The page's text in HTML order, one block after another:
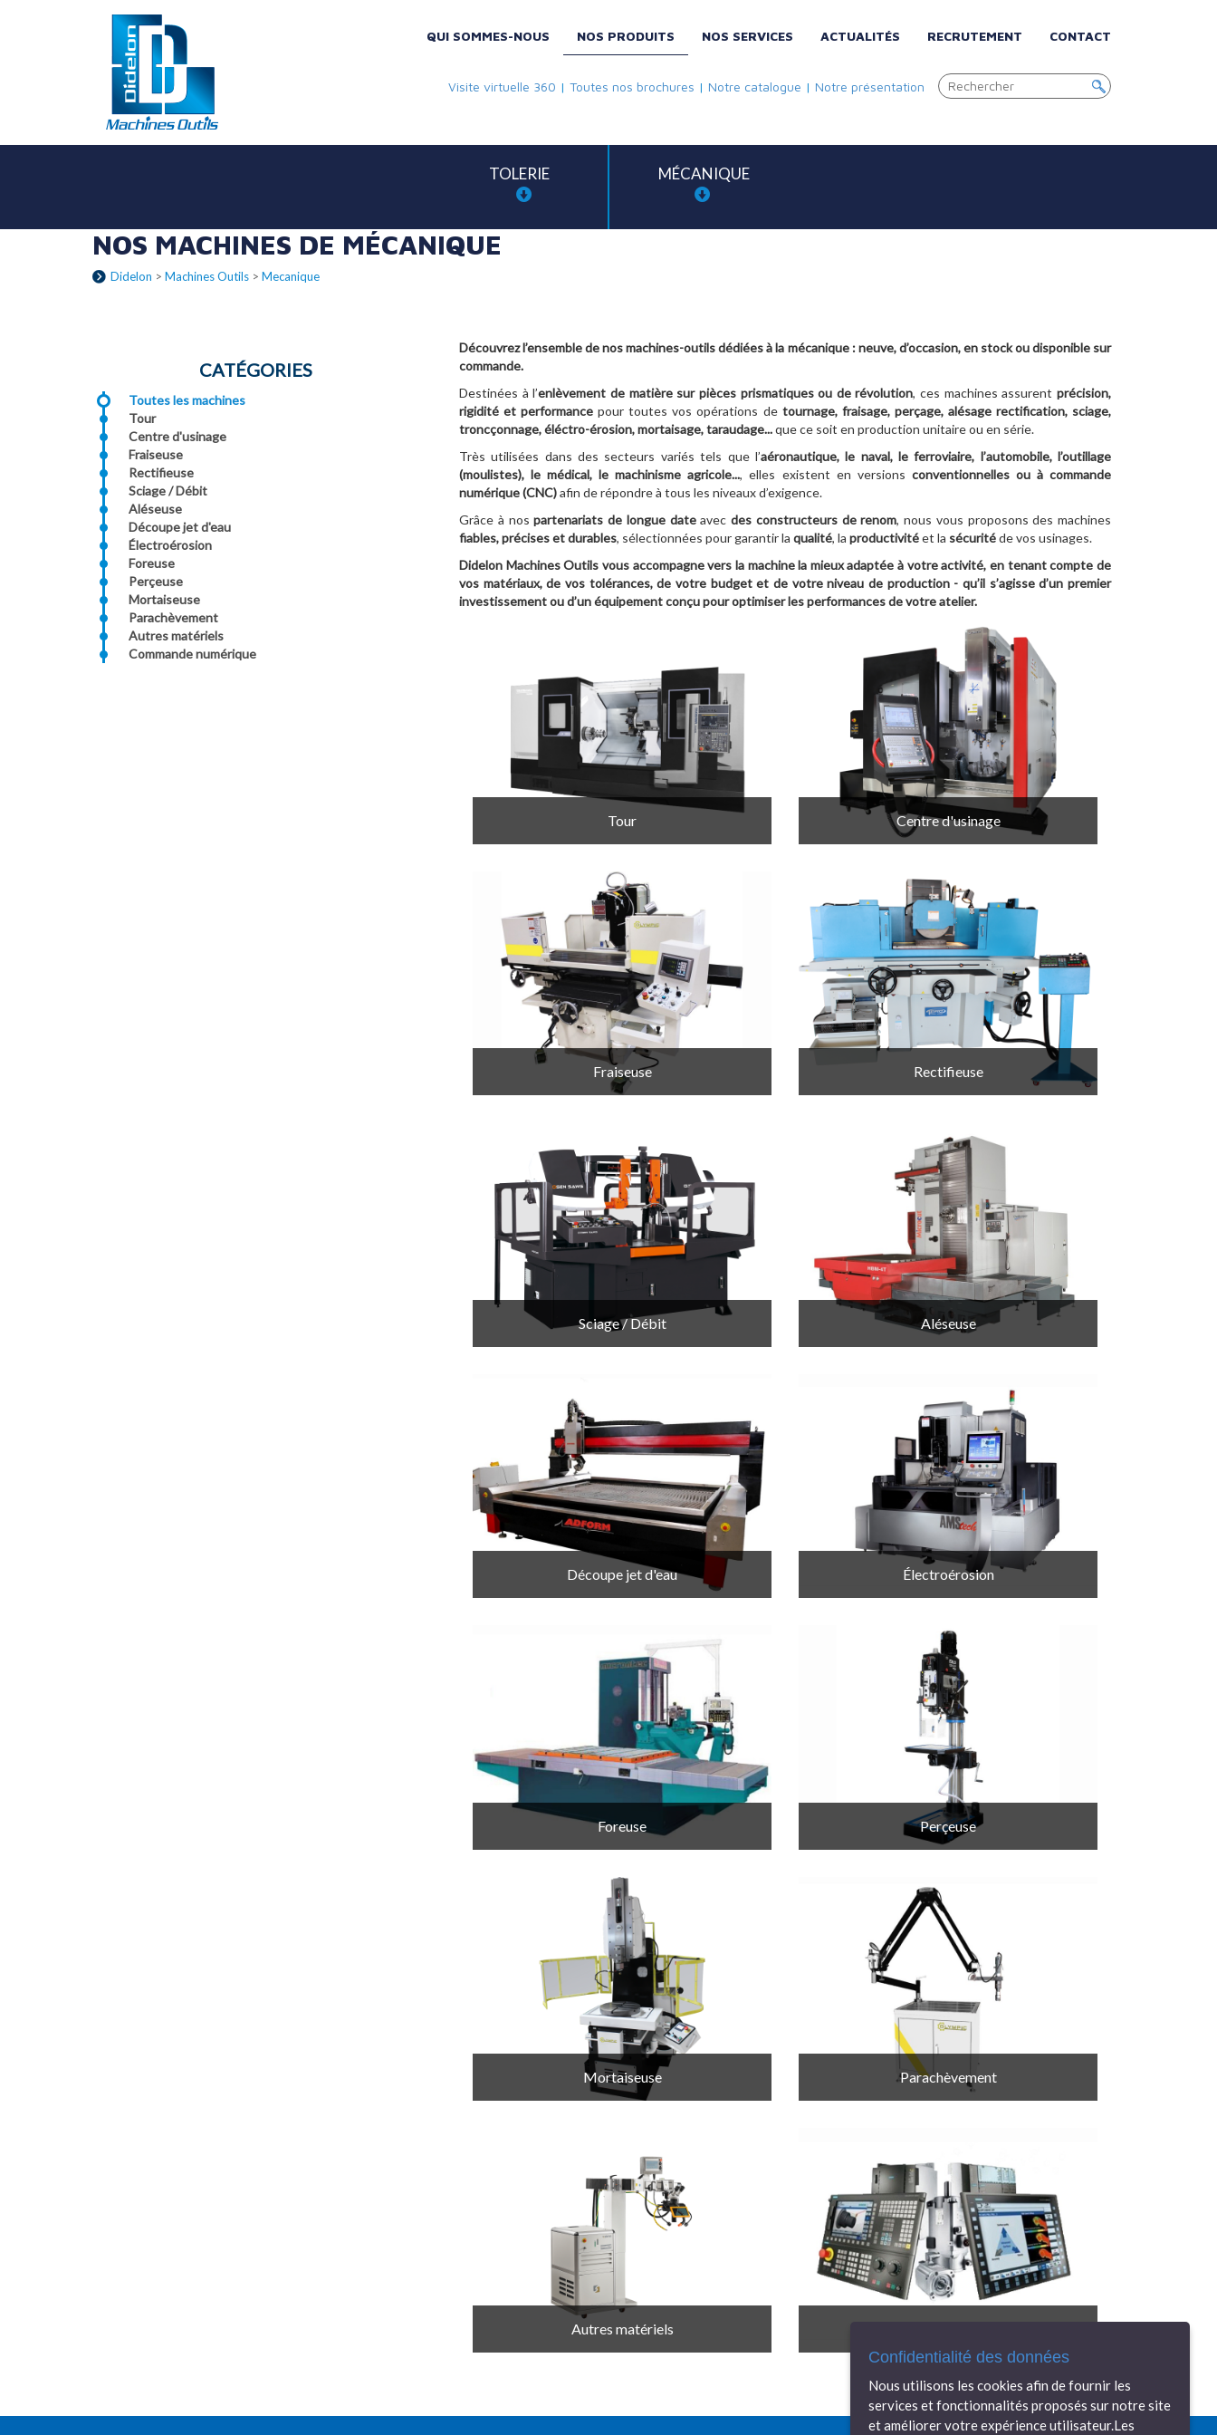
QUI SOMMES-NOUS NOS PRODUITS NOS SERVICES ACTUALITÉS RECRUTEMENT CONTACT
Visite virtuelle 360 | Toutes nos brochures | Notre catalogue | Notre présentation
TOLERIE MÉCANIQUE
NOS MACHINES DE MÉCANIQUE
Didelon > Machines Outils > Mecanique
CATÉGORIES
Toutes les machines
Tour
Centre d'usinage
Fraiseuse
Rectifieuse
Sciage / Débit
Aléseuse
Découpe jet d'eau
Électroérosion
Foreuse
Perçeuse
Mortaiseuse
Parachèvement
Autres matériels
Commande numérique
Découvrez l’ensemble de nos machines-outils dédiées à la mécanique : neuve, d’occasion, en stock ou disponible sur
commande.
Destinées à l’enlèvement de matière sur pièces prismatiques ou de révolution, ces machines assurentprécision,
rigidité et performance pour toutes vos opérations de tournage, fraisage, perçage, alésage rectification, sciage,
troncçonnage, éléctro-érosion, mortaisage, taraudage...que ce soit en production unitaire ou en série.
Très utilisées dans des secteurs variés tels que l’aéronautique, le naval, le ferroviaire, l’automobile, l’outillage
(moulistes), le médical, le machinisme agricole..., elles existent en versions conventionnelles ou à commande
numérique (CNC)afin de répondre à tous les niveaux d’exigence.
Grâce à nospartenariats de longue dateavec des constructeurs de renom, nous vous proposons des machines
fiables, précises et durables, sélectionnées pour garantir la qualité, la productivitéet la sécuritéde vos usinages.
Didelon Machines Outils vous accompagne vers la machine la mieux adaptée à votre activité, en tenant compte de
vos matériaux, de vos tolérances, de votre budget et de votre niveau de production - qu’il s’agisse d’un premier
investissement ou d’un équipement conçu pour optimiser les performances de votre atelier.
Tour Centre d'usinage
Fraiseuse Rectifieuse
Sciage / Débit Aléseuse
Découpe jet d'eau Électroérosion
Foreuse Perçeuse
Mortaiseuse Parachèvement
Autres matériels
Confidentialité des données
Nous utilisons les cookies afin de fournir les
services et fonctionnalités proposés sur notre site
et améliorer votre expérience utilisateur.Les